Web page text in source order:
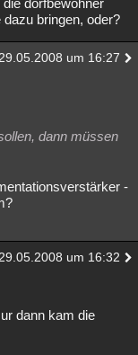
dorfbewohner
bringen, oder?
um 16:27
dann müssen
-
um 16:32
dann kam die